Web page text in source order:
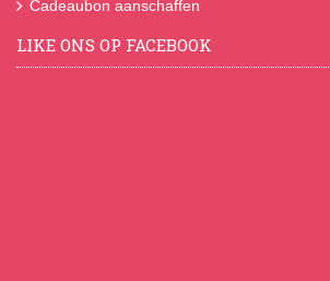
Cadeaubon aanschaffen
LIKE ONS OP FACEBOOK